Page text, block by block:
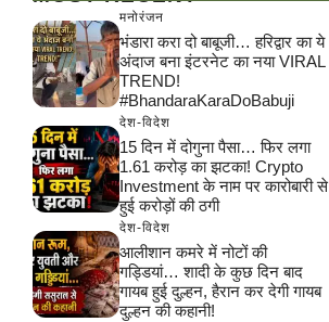
मनोरंजन
भंडारा करा दो बाबूजी… हरिद्वार का ये
अंदाज बना इंटरनेट का नया VIRAL
TREND!
#BhandaraKaraDoBabuji
देश-विदेश
15 दिन में दोगुना पैसा… फिर लगा
1.61 करोड़ का झटका! Crypto
Investment के नाम पर कारोबारी से
हुई करोड़ों की ठगी
देश-विदेश
आलीशान कमरे में नोटों की
गड्डियां… शादी के कुछ दिन बाद
गायब हुई दुल्हन, हैरान कर देगी गायब
दुल्हन की कहानी!